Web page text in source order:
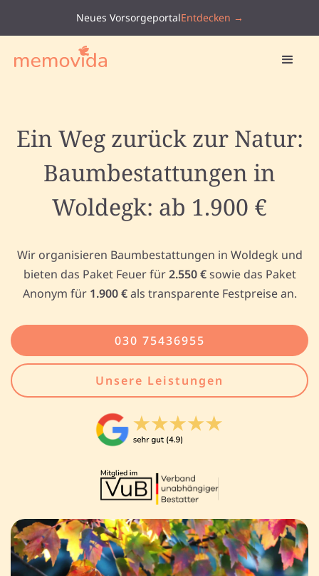
Neues VorsorgeportalEntdecken →
Ein Weg zurück zur Natur:
Baumbestattungen in
Woldegk: ab 1.900 €
Wir organisieren Baumbestattungen in Woldegk und
bieten das Paket Feuer für2.550 €sowie das Paket
Anonym für 1.900 €als transparente Festpreise an.
030 75436955
Unsere Leistungen